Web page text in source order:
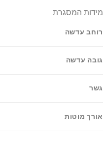
מידות המסגרת
רוחב עדשה
גובה עדשה
גשר
אורך מוטות